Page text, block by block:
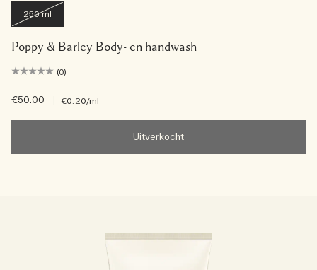
250 ml
Poppy & Barley Body- en handwash
(0)
€50.00 €0.20/ml
Uitverkocht